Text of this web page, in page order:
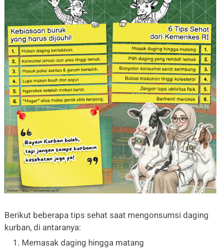
Berikut beberapa tips sehat saat mengonsumsi daging
kurban, di antaranya:
Memasak daging hingga matang